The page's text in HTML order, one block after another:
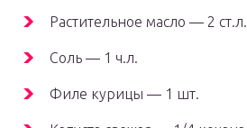
Растительное масло — 2 ст.л.
Соль — 1 ч.л.
Филе курицы — 1 шт.